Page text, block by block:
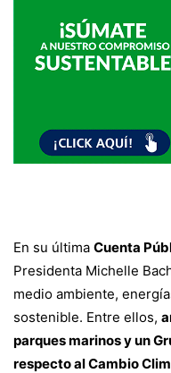
En su última Cuenta
Presidenta Michelle
medio ambiente,
sostenible. Entre ellos,
parques marinos y un
respecto al Cambio